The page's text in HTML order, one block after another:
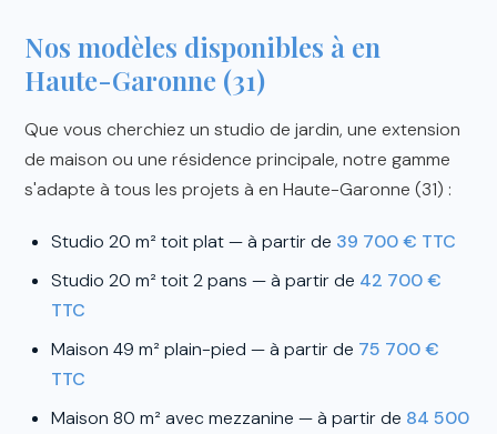
Nos modèles disponibles à en
Haute-Garonne (31)
Que vous cherchiez un studio de jardin, une extension
de maison ou une résidence principale, notre gamme
s'adapte à tous les projets à en Haute-Garonne (31) :
Studio 20 m² toit plat — à partir de 39 700 € TTC
Studio 20 m² toit 2 pans — à partir de 42 700 €
TTC
Maison 49 m² plain-pied — à partir de 75 700 €
TTC
Maison 80 m² avec mezzanine — à partir de 84 500